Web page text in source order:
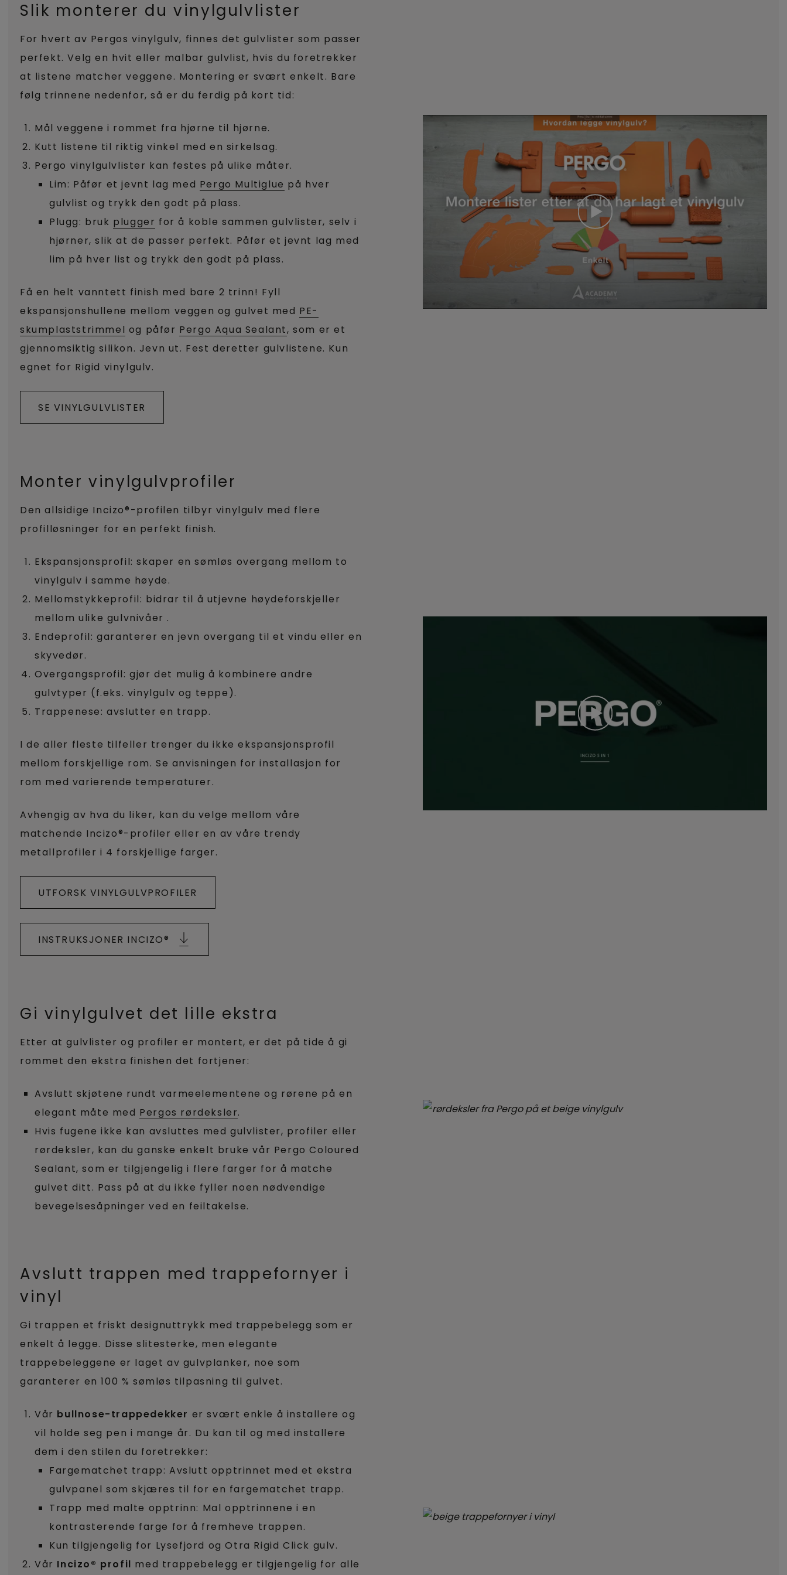
Slik monterer du vinylgulvlister
For hvert av Pergos vinylgulv, finnes det gulvlister som passer
perfekt. Velg en hvit eller malbar gulvlist, hvis du foretrekker
at listene matcher veggene. Montering er svært enkelt. Bare
følg trinnene nedenfor, så er du ferdig på kort tid:
Mål veggene i rommet fra hjørne til hjørne.
Kutt listene til riktig vinkel med en sirkelsag.
Pergo vinylgulvlister kan festes på ulike måter.
Lim: Påfør et jevnt lag med Pergo Multiglue på hver
gulvlist og trykk den godt på plass.
Plugg: bruk plugger for å koble sammen gulvlister, selv i
hjørner, slik at de passer perfekt. Påfør et jevnt lag med
lim på hver list og trykk den godt på plass.
Få en helt vanntett finish med bare 2 trinn! Fyll
ekspansjonshullene mellom veggen og gulvet med PE-
skumplaststrimmel og påfør Pergo Aqua Sealant, som er et
gjennomsiktig silikon. Jevn ut. Fest deretter gulvlistene. Kun
egnet for Rigid vinylgulv.
SE VINYLGULVLISTER
Monter vinylgulvprofiler
Den allsidige Incizo®-profilen tilbyr vinylgulv med flere
profilløsninger for en perfekt finish.
Ekspansjonsprofil: skaper en sømløs overgang mellom to
vinylgulv i samme høyde.
Mellomstykkeprofil: bidrar til å utjevne høydeforskjeller
mellom ulike gulvnivåer .
Endeprofil: garanterer en jevn overgang til et vindu eller en
skyvedør.
Overgangsprofil: gjør det mulig å kombinere andre
gulvtyper (f.eks. vinylgulv og teppe).
Trappenese: avslutter en trapp.
I de aller fleste tilfeller trenger du ikke ekspansjonsprofil
mellom forskjellige rom. Se anvisningen for installasjon for
rom med varierende temperaturer.
Avhengig av hva du liker, kan du velge mellom våre
matchende Incizo®-profiler eller en av våre trendy
metallprofiler i 4 forskjellige farger.
UTFORSK VINYLGULVPROFILER
INSTRUKSJONER INCIZO®
Gi vinylgulvet det lille ekstra
Etter at gulvlister og profiler er montert, er det på tide å gi
rommet den ekstra finishen det fortjener:
Avslutt skjøtene rundt varmeelementene og rørene på en
elegant måte med Pergos rørdeksler.
Hvis fugene ikke kan avsluttes med gulvlister, profiler eller
rørdeksler, kan du ganske enkelt bruke vår Pergo Coloured
Sealant, som er tilgjengelig i flere farger for å matche
gulvet ditt. Pass på at du ikke fyller noen nødvendige
bevegelsesåpninger ved en feiltakelse.
Avslutt trappen med trappefornyer i
vinyl
Gi trappen et friskt designuttrykk med trappebelegg som er
enkelt å legge. Disse slitesterke, men elegante
trappebeleggene er laget av gulvplanker, noe som
garanterer en 100 % sømløs tilpasning til gulvet.
Vår bullnose-trappedekker er svært enkle å installere og
vil holde seg pen i mange år. Du kan til og med installere
dem i den stilen du foretrekker:
Fargematchet trapp: Avslutt opptrinnet med et ekstra
gulvpanel som skjæres til for en fargematchet trapp.
Trapp med malte opptrinn: Mal opptrinnene i en
kontrasterende farge for å fremheve trappen.
Kun tilgjengelig for Lysefjord og Otra Rigid Click gulv.
Vår Incizo® profil med trappebelegg er tilgjengelig for alle